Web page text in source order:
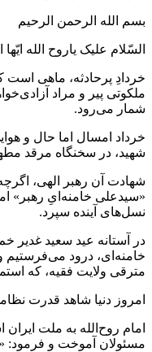
بسم الله الرحمن الرحیم
السّلام علیک یاروح الله
خردادِ پرحادثه، ماهی است
ملکوتی پیر و مراد
شمار می‌رود.
خرداد امسال اما حال و
شهید، در سخنگاه مرقد
شهادت آن رهبر الهی،
«سیدعلی خامنه‌ایِ رهبر»
نسل‌های آینده سپرد.
در آستانه عید سعید غدیر
خامنه‌ای، درود می‌فرستیم
مترقی ولایت فقیه، که
امروز دنیا شاهد قدرت
امام روح‌الله به ملت
مسئولان آموخت و فرمود: